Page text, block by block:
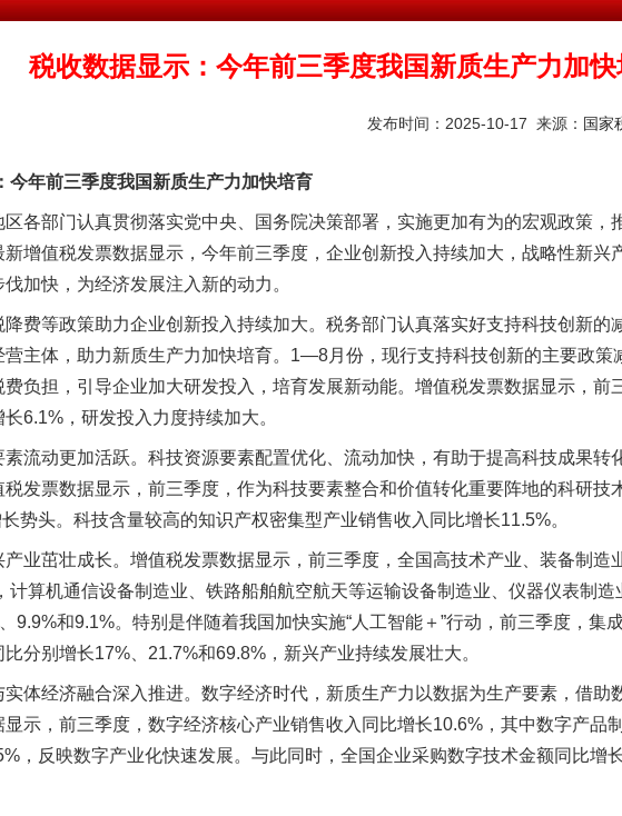
税收数据显示：今年前三季度我国新质生产力加
发布时间：2025-10-17 来源： 国家
年前三季度我国新质生产力加快培育
部门认真贯彻落实党中央、国务院决策部署，实施更加有为的宏观政策，
增值税发票数据显示，今年前三季度，企业创新投入持续加大，战略性新兴
加快，为经济发展注入新的动力。
政策助力企业创新投入持续加大。税务部门认真落实好支持科技创新的
营主体，助力新质生产力加快培育。1—8月份，现行支持科技创新的主要政策
负担，引导企业加大研发投入，培育发展新动能。增值税发票数据显示，前
6.1%，研发投入力度持续加大。
更加活跃。科技资源要素配置优化、流动加快，有助于提高科技成果转
发票数据显示，前三季度，作为科技要素整合和价值转化重要阵地的科研技
势头。科技含量较高的知识产权密集型产业销售收入同比增长11.5%。
壮成长。增值税发票数据显示，前三季度，全国高技术产业、装备制造
计算机通信设备制造业、铁路船舶航空航天等运输设备制造业、仪器仪表制造
9.9%和9.1%。特别是伴随着我国加快实施“人工智能＋”行动，前三季度，集
分别增长17%、21.7%和69.8%，新兴产业持续发展壮大。
济融合深入推进。数字经济时代，新质生产力以数据为生产要素，借助
显示，前三季度，数字经济核心产业销售收入同比增长10.6%，其中数字产品
，反映数字产业化快速发展。与此同时，全国企业采购数字技术金额同比增
下症？
茶叶“炒上天”